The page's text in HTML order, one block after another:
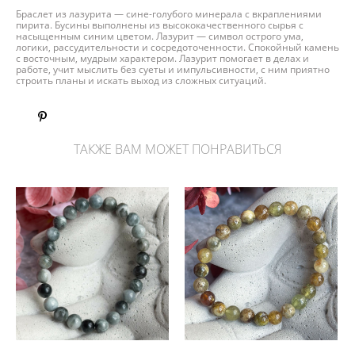
Браслет из лазурита — сине-голубого минерала с вкраплениями
пирита. Бусины выполнены из высококачественного сырья с
насыщенным синим цветом. Лазурит — символ острого ума,
логики, рассудительности и сосредоточенности. Спокойный камень
с восточным, мудрым характером. Лазурит помогает в делах и
работе, учит мыслить без суеты и импульсивности, с ним приятно
строить планы и искать выход из сложных ситуаций.
ТАКЖЕ ВАМ МОЖЕТ ПОНРАВИТЬСЯ